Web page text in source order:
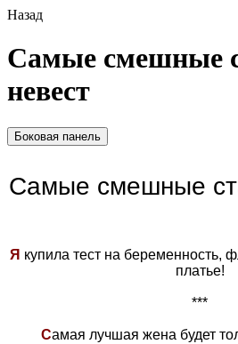
Назад
Самые смешные
невест
Боковая панель
Самые смешные
Я купила тест на беременность,
платье!
***
Самая лучшая жена будет